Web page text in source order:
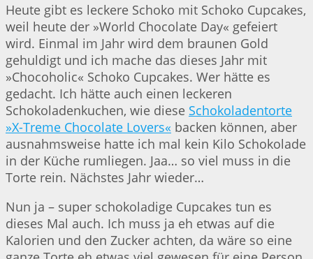
Heute gibt es leckere Schoko mit Schoko Cupcakes,
weil heute der »World Chocolate Day« gefeiert
wird. Einmal im Jahr wird dem braunen Gold
gehuldigt und ich mache das dieses Jahr mit
»Chocoholic« Schoko Cupcakes. Wer hätte es
gedacht. Ich hätte auch einen leckeren
Schokoladenkuchen, wie diese Schokoladentorte
»X-Treme Chocolate Lovers« backen können, aber
ausnahmsweise hatte ich mal kein Kilo Schokolade
in der Küche rumliegen. Jaa… so viel muss in die
Torte rein. Nächstes Jahr wieder…
Nun ja – super schokoladige Cupcakes tun es
dieses Mal auch. Ich muss ja eh etwas auf die
Kalorien und den Zucker achten, da wäre so eine